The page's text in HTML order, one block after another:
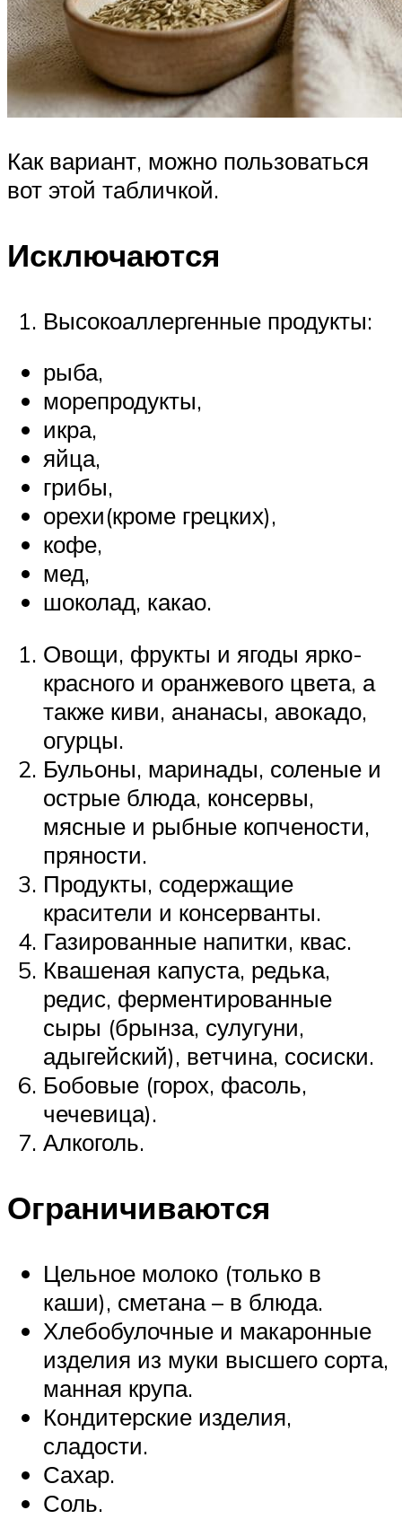
Как вариант, можно пользоваться
вот этой табличкой.
Исключаются
Высокоаллергенные продукты:
рыба,
морепродукты,
икра,
яйца,
грибы,
орехи(кроме грецких),
кофе,
мед,
шоколад, какао.
Овощи, фрукты и ягоды ярко-
красного и оранжевого цвета, а
также киви, ананасы, авокадо,
огурцы.
Бульоны, маринады, соленые и
острые блюда, консервы,
мясные и рыбные копчености,
пряности.
Продукты, содержащие
красители и консерванты.
Газированные напитки, квас.
Квашеная капуста, редька,
редис, ферментированные
сыры (брынза, сулугуни,
адыгейский), ветчина, сосиски.
Бобовые (горох, фасоль,
чечевица).
Алкоголь.
Ограничиваются
Цельное молоко (только в
каши), сметана – в блюда.
Хлебобулочные и макаронные
изделия из муки высшего сорта,
манная крупа.
Кондитерские изделия,
сладости.
Сахар.
Соль.